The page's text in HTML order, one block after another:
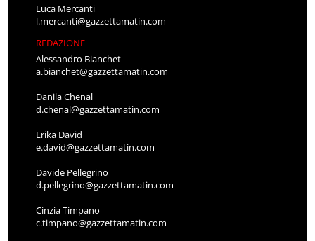
Luca Mercanti
l.mercanti@gazzettamatin.com
REDAZIONE
Alessandro Bianchet
a.bianchet@gazzettamatin.com
Danila Chenal
d.chenal@gazzettamatin.com
Erika David
e.david@gazzettamatin.com
Davide Pellegrino
d.pellegrino@gazzettamatin.com
Cinzia Timpano
c.timpano@gazzettamatin.com